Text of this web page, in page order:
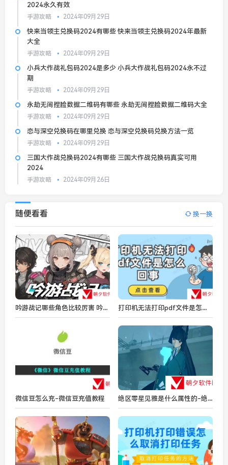
2024永久有效
手游攻略 2024年09月29日
快来当领主兑换码2024有哪些 快来当领主兑换码2024年最新
大全
手游攻略 2024年09月29日
小兵大作战礼包码2024是多少 小兵大作战礼包码2024永不过
期
手游攻略 2024年09月29日
永劫无间捏脸数据二维码有哪些 永劫无间捏脸数据二维码大全
手游攻略 2024年09月29日
恋与深空兑换码在哪里兑换 恋与深空兑换码兑换方法一览
手游攻略 2024年09月29日
三国大作战兑换码2024有哪些 三国大作战兑换码真实可用
2024
手游攻略 2024年09月26日
随便看看 换一换
吟游战记哪些角色比较厉害 吟游战记角色强度排行榜 打印机无法打印pdf文件是怎么回事 解决方法介绍
微信豆怎么充-微信豆充值教程 绝区零星见雅是什么属性的-绝区零星见雅属性分享